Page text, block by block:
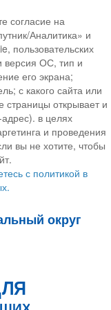
согласие на
Аналитика» и
пользовательских
версия ОС, тип и
его экрана;
с какого сайта или
страницы открывает и
в целях
и проведения
вы не хотите, чтобы
с политикой в